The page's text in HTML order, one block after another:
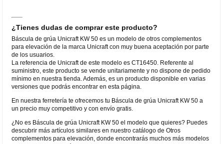
¿Tienes dudas de comprar este producto?
Báscula de grúa Unicraft KW 50 es un modelo de otros complementos
para elevación de la marca Unicraft con muy buena aceptación por parte
de los usuarios.
La referencia de Unicraft de este modelo es CT16450. Referente al
suministro, este producto se vende unitariamente y no dispone de pedido
mínimo en nuestra tienda. Además, es un producto disponible en varias
versiones que podrás encontrar en esta página.
En nuestra ferretería te ofrecemos tu Báscula de grúa Unicraft KW 50 a
un precio muy competitivo y con envío gratis.
¿No es Báscula de grúa Unicraft KW 50 el modelo que quieres? Puedes
descubrir más artículos similares en nuestro catálogo de Otros
complementos para elevación, donde encontrarás muchos más modelos